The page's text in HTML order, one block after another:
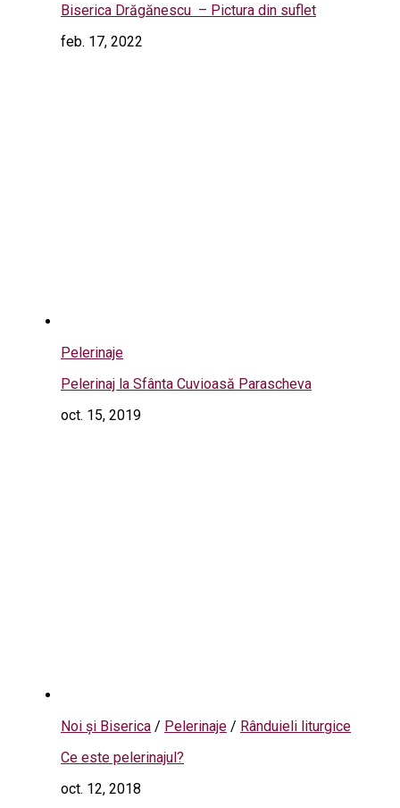
Biserica Drăgănescu – Pictura din suflet
feb. 17, 2022
Pelerinaje
Pelerinaj la Sfânta Cuvioasă Parascheva
oct. 15, 2019
Noi și Biserica / Pelerinaje / Rânduieli liturgice
Ce este pelerinajul?
oct. 12, 2018